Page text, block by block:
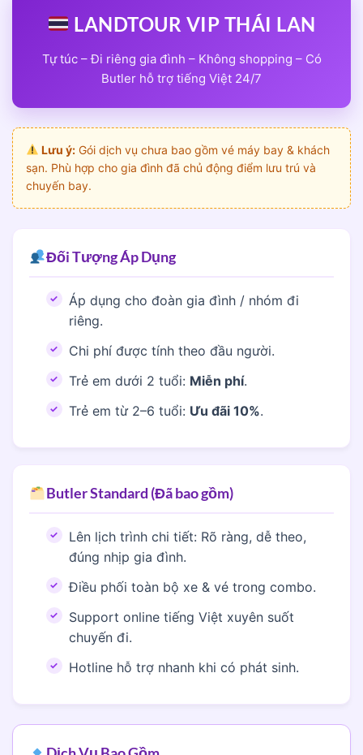
LANDTOUR VIP THÁI LAN
Tự túc – Đi riêng gia đình – Không shopping – Có
Butler hỗ trợ tiếng Việt 24/7
Lưu ý:Gói dịch vụ chưa bao gồm vé máy bay & khách
sạn. Phù hợp cho gia đình đã chủ động điểm lưu trú và
chuyến bay.
Đối Tượng Áp Dụng
Áp dụng cho đoàn gia đình / nhóm đi
riêng.
Chi phí được tính theo đầu người.
Trẻ em dưới 2 tuổi: Miễn phí.
Trẻ em từ 2–6 tuổi: Ưu đãi 10%.
Butler Standard (Đã bao gồm)
Lên lịch trình chi tiết: Rõ ràng, dễ theo,
đúng nhịp gia đình.
Điều phối toàn bộ xe & vé trong combo.
Support online tiếng Việt xuyên suốt
chuyến đi.
Hotline hỗ trợ nhanh khi có phát sinh.